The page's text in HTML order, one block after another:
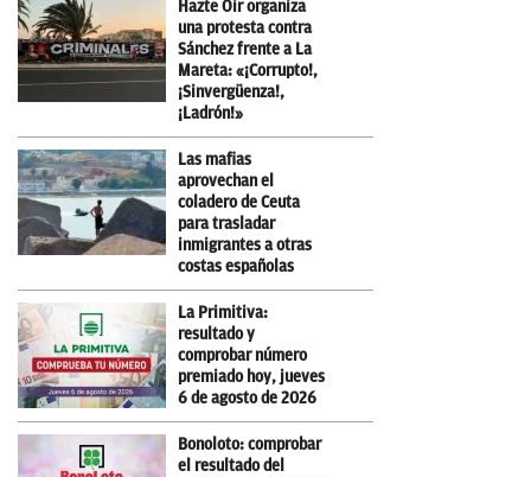
Hazte Oir organiza
una protesta contra
Sánchez frente a La
Mareta: «¡Corrupto!,
¡Sinvergüenza!,
¡Ladrón!»
Las mafias
aprovechan el
coladero de Ceuta
para trasladar
inmigrantes a otras
costas españolas
La Primitiva:
resultado y
comprobar número
premiado hoy, jueves
6 de agosto de 2026
Bonoloto: comprobar
el resultado del